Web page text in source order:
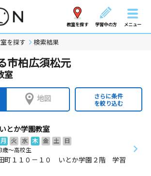
教室を探す 学習中の方 メニュー
を探す 検索結果
市柏広須松元
室
地図
さらに条件
を絞り込む
いとか学園教室
月 火 水 木 金 土
日
歳～高校生
町１１０－１０ いとか学園２階 学習